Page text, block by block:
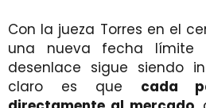
Con la jueza Torres en el
una nueva fecha límite
desenlace sigue siendo
claro es que cada